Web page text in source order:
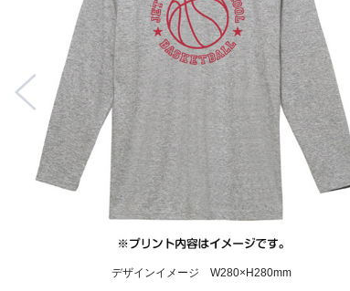
デザインイメージ W280×H280mm